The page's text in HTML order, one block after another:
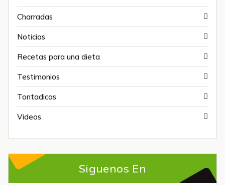
Charradas
Noticias
Recetas para una dieta
Testimonios
Tontadicas
Videos
Siguenos En